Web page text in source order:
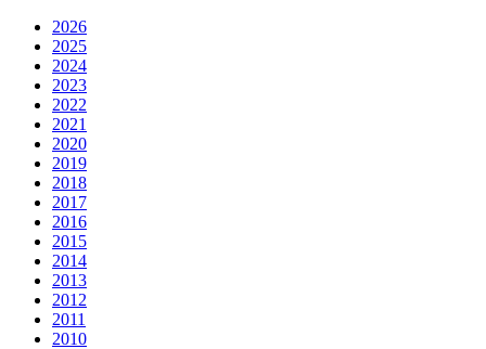
2026
2025
2024
2023
2022
2021
2020
2019
2018
2017
2016
2015
2014
2013
2012
2011
2010